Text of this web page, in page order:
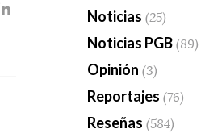
Noticias (25)
Noticias PGB (89)
Opinión (3)
Reportajes (76)
Reseñas (584)